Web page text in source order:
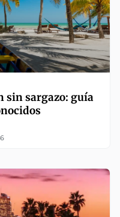
sin sargazo: guía